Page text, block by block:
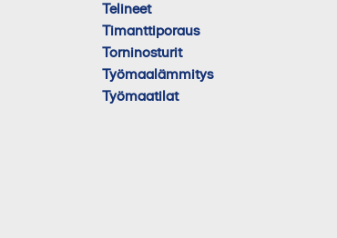
Telineet
Timanttiporaus
Torninosturit
Työmaalämmitys
Työmaatilat